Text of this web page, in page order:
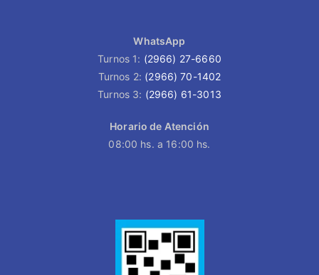
WhatsApp
Turnos 1: (2966) 27-6660
Turnos 2: (2966) 70-1402
Turnos 3: (2966) 61-3013
Horario de Atención
08:00 hs. a 16:00 hs.